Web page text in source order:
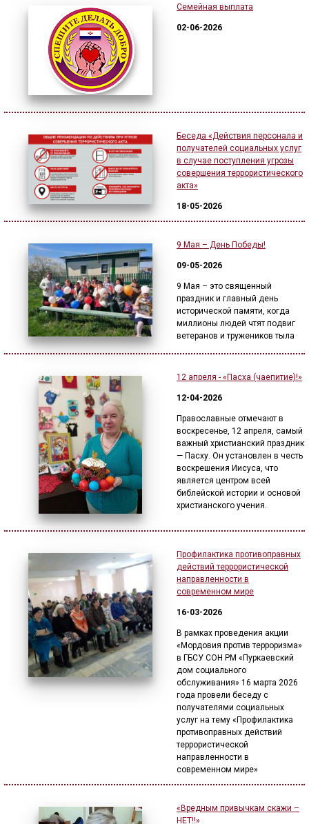
Семейная выплата
02-06-2026
Беседа «Действия персонала и
получателей социальных услуг
в случае поступления угрозы
совершения террористического
акта»
18-05-2026
9 Мая – День Победы!
09-05-2026
9 Мая – это священный
праздник и главный день
исторической памяти, когда
миллионы людей чтят подвиг
ветеранов и тружеников тыла
12 апреля - «Пасха (чаепитие)!»
12-04-2026
Православные отмечают в
воскресенье, 12 апреля, самый
важный христианский праздник
— Пасху. Он установлен в честь
воскрешения Иисуса, что
является центром всей
библейской истории и основой
христианского учения.
Профилактика противоправных
действий террористической
направленности в
современном мире
16-03-2026
В рамках проведения акции
«Мордовия против терроризма»
в ГБСУ СОН РМ «Пуркаевский
дом социального
обслуживания» 16 марта 2026
года провели беседу с
получателями социальных
услуг на тему «Профилактика
противоправных действий
террористической
направленности в
современном мире»
«Вредным привычкам скажи –
НЕТ!!»